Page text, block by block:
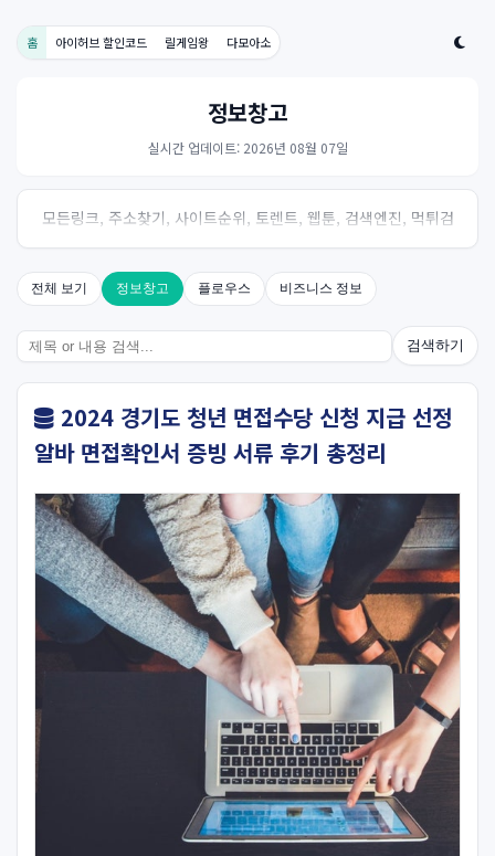
홈 아이허브 할인코드 릴게임왕 다모아소
정보창고
실시간 업데이트: 2026년 08월 07일
모든링크, 주소찾기, 사이트순위, 토렌트, 웹툰, 검색엔진, 먹튀검
증, 스포츠, 드라마, 커뮤니티 링크사이트! 여기여
전체 보기 정보창고 플로우스 비즈니스 정보
검색하기
2024 경기도 청년 면접수당 신청 지급 선정
알바 면접확인서 증빙 서류 후기 총정리